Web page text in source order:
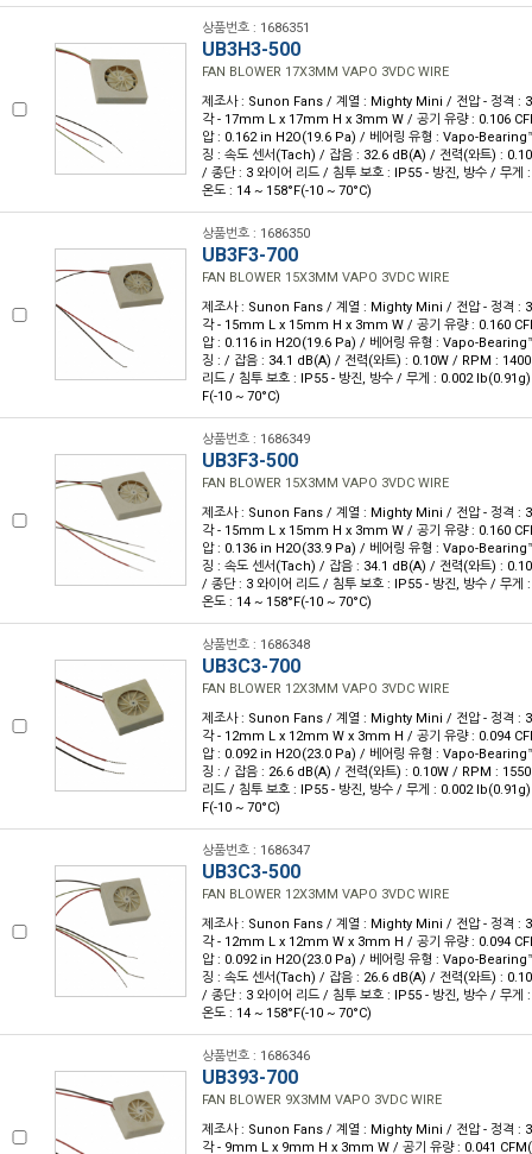
상품번호 : 1686351
UB3H3-500
FAN BLOWER 17X3MM VAPO 3VDC WIRE
제조사 : Sunon Fans / 계열 : Mighty Mini / 전압 - 정격 :
각 - 17mm L x 17mm H x 3mm W / 공기 유량 : 0.106
압 : 0.162 in H2O(19.6 Pa) / 베어링 유형 : Vapo-
징 : 속도 센서(Tach) / 잡음 : 32.6 dB(A) / 전력(와트) :
/ 종단 : 3 와이어 리드 / 침투 보호 : IP55 - 방진, 방수 / 무
온도 : 14 ~ 158°F(-10 ~ 70°C)
상품번호 : 1686350
UB3F3-700
FAN BLOWER 15X3MM VAPO 3VDC WIRE
제조사 : Sunon Fans / 계열 : Mighty Mini / 전압 - 정격 :
각 - 15mm L x 15mm H x 3mm W / 공기 유량 : 0.160
압 : 0.116 in H2O(19.6 Pa) / 베어링 유형 : Vapo-
징 : / 잡음 : 34.1 dB(A) / 전력(와트) : 0.10W / RPM :
리드 / 침투 보호 : IP55 - 방진, 방수 / 무게 : 0.002
F(-10 ~ 70°C)
상품번호 : 1686349
UB3F3-500
FAN BLOWER 15X3MM VAPO 3VDC WIRE
제조사 : Sunon Fans / 계열 : Mighty Mini / 전압 - 정격 :
각 - 15mm L x 15mm H x 3mm W / 공기 유량 : 0.160
압 : 0.136 in H2O(33.9 Pa) / 베어링 유형 : Vapo-
징 : 속도 센서(Tach) / 잡음 : 34.1 dB(A) / 전력(와트) :
/ 종단 : 3 와이어 리드 / 침투 보호 : IP55 - 방진, 방수 / 무
온도 : 14 ~ 158°F(-10 ~ 70°C)
상품번호 : 1686348
UB3C3-700
FAN BLOWER 12X3MM VAPO 3VDC WIRE
제조사 : Sunon Fans / 계열 : Mighty Mini / 전압 - 정격 :
각 - 12mm L x 12mm W x 3mm H / 공기 유량 : 0.094
압 : 0.092 in H2O(23.0 Pa) / 베어링 유형 : Vapo-
징 : / 잡음 : 26.6 dB(A) / 전력(와트) : 0.10W / RPM :
리드 / 침투 보호 : IP55 - 방진, 방수 / 무게 : 0.002
F(-10 ~ 70°C)
상품번호 : 1686347
UB3C3-500
FAN BLOWER 12X3MM VAPO 3VDC WIRE
제조사 : Sunon Fans / 계열 : Mighty Mini / 전압 - 정격 :
각 - 12mm L x 12mm W x 3mm H / 공기 유량 : 0.094
압 : 0.092 in H2O(23.0 Pa) / 베어링 유형 : Vapo-
징 : 속도 센서(Tach) / 잡음 : 26.6 dB(A) / 전력(와트) :
/ 종단 : 3 와이어 리드 / 침투 보호 : IP55 - 방진, 방수 / 무
온도 : 14 ~ 158°F(-10 ~ 70°C)
상품번호 : 1686346
UB393-700
FAN BLOWER 9X3MM VAPO 3VDC WIRE
제조사 : Sunon Fans / 계열 : Mighty Mini / 전압 - 정격 :
각 - 9mm L x 9mm H x 3mm W / 공기 유량 : 0.041